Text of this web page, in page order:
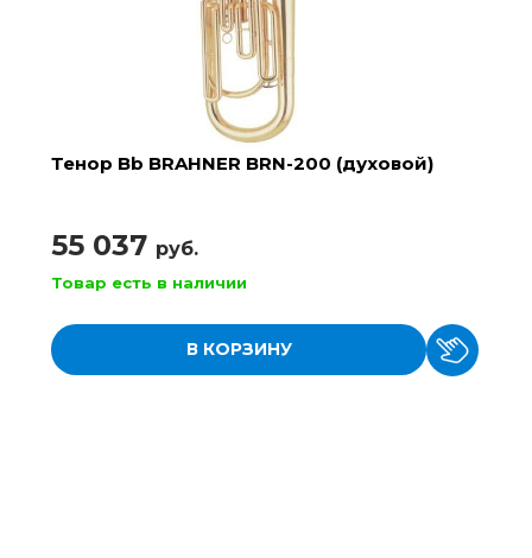
Тенор Bb BRAHNER BRN-200 (духовой)
55 037 руб.
Товар есть в наличии
В КОРЗИНУ